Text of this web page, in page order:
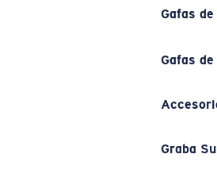
Gafas
Gafas
Graba